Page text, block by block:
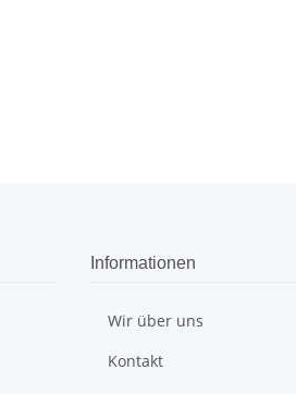
Informationen
Wir über uns
Kontakt